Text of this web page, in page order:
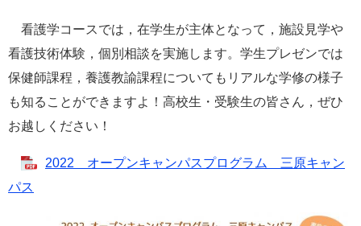
看護学コースでは，在学生が主体となって，施設見学や
看護技術体験，個別相談を実施します。学生プレゼンでは
保健師課程，養護教諭課程についてもリアルな学修の様子
も知ることができますよ！高校生・受験生の皆さん，ぜひ
お越しください！
2022 オープンキャンパスプログラム 三原キャン
パス